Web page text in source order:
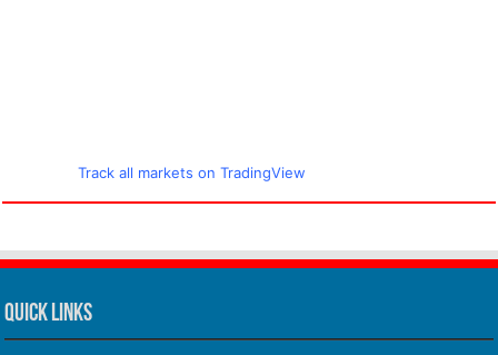
Track all markets on TradingView
Quick Links